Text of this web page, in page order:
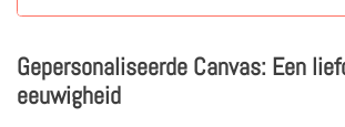
Gepersonaliseerde Canvas: Een
eeuwigheid